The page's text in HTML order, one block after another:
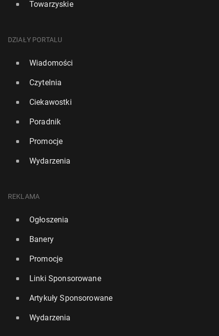
Towarzyskie
DZIAŁY PORTALU
Wiadomości
Czytelnia
Ciekawostki
Poradnik
Promocje
Wydarzenia
REKLAMA
Ogłoszenia
Banery
Promocje
Linki Sponsorowane
Artykuły Sponsorowane
Wydarzenia